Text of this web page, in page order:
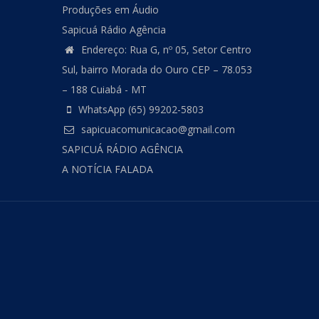
Produções em Áudio
Sapicuá Rádio Agência
Endereço: Rua G, nº 05, Setor Centro
Sul, bairro Morada do Ouro CEP – 78.053
– 188 Cuiabá - MT
WhatsApp (65) 99202-5803
sapicuacomunicacao@gmail.com
SAPICUÁ RÁDIO AGÊNCIA
A NOTÍCIA FALADA